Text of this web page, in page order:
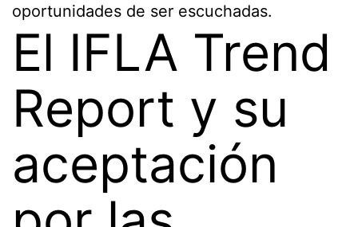
oportunidades de ser escuchadas.
El IFLA Trend
Report y su
aceptación